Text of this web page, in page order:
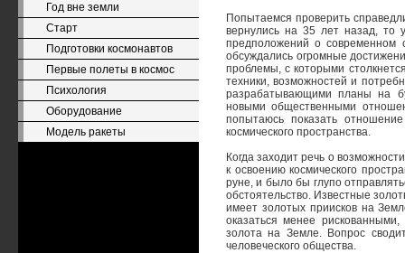
Год вне земли
Старт
Подготовки космонавтов
Первые полеты в космос
Психология
Оборудование
Модель ракеты
Попытаемся проверить
вернулись на 35 лет назад, то
предположений о современном
обсуждались огромные
проблемы, с которыми
техники, возможностей и
разрабатывающими планы на
новыми общественными
попытаюсь показать
космического пространства.
Когда заходит речь о
к освоению космического
руне, и было бы глупо
обстоятельство. Известные
имеет золотых приисков на
оказаться менее
золота на Земле. Вопрос
человеческого общества.